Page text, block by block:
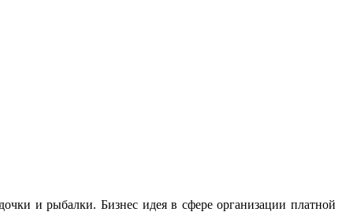
и рыбалки. Бизнес идея в сфере организации платной